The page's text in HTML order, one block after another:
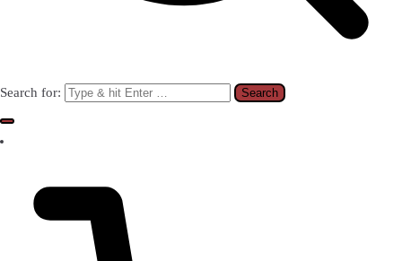
Search for: